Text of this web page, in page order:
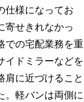
仕様になってお
寄せきれなかっ
での宅配業務を重
イドミラーなどを
肩に近づけること
。軽バンは両側に